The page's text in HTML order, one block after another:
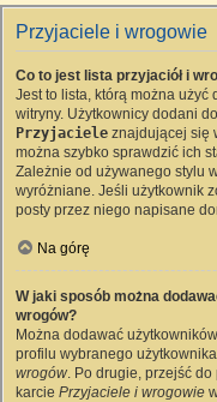
Przyjaciele i wrogowie
Co to jest lista przyjaciół i
Jest to lista, którą można
witryny. Użytkownicy dodani
Przyjaciele znajdującej się
można szybko sprawdzić ich
Zależnie od używanego stylu
wyróżniane. Jeśli użytkownik
posty przez niego napisane
Na górę
W jaki sposób można
wrogów?
Można dodawać
profilu wybranego
wrogów. Po drugie, przejść
karcie Przyjaciele i wrogowie